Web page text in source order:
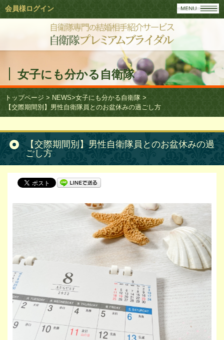
女子にも分かる自衛隊
トップページ > NEWS>女子にも分かる自衛隊 >
【交際期間別】男性自衛隊員とのお盆休みの過ごし方
【交際期間別】男性自衛隊員とのお盆休みの過
ごし方
会員様ログイン